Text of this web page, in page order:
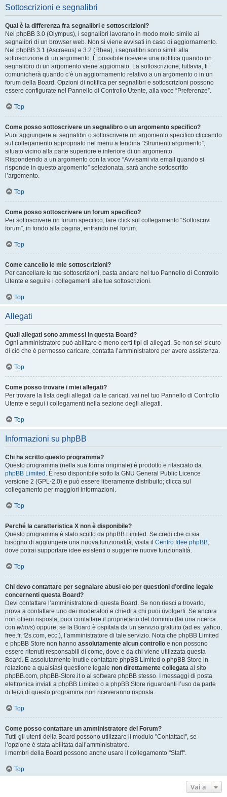
Sottoscrizioni e segnalibri
Qual è la differenza fra segnalibri e sottoscrizioni?
Nel phpBB 3.0 (Olympus), i segnalibri lavorano in modo molto simile ai
segnalibri di un browser web. Non si viene avvisati in caso di aggiornamento.
Nel phpBB 3.1 (Ascraeus) e 3.2 (Rhea), i segnalibri sono simili alla
sottoscrizione di un argomento. È possibile ricevere una notifica quando un
segnalibro di un argomento viene aggiornato. La sottoscrizione, tuttavia, ti
comunicherà quando c’è un aggiornamento relativo a un argomento o in un
forum della Board. Opzioni di notifica per segnalibri e sottoscrizioni possono
essere configurate nel Pannello di Controllo Utente, alla voce “Preferenze”.
Top
Come posso sottoscrivere un segnalibro o un argomento specifico?
Puoi aggiungere ai segnalibri o sottoscrivere un argomento specifico cliccando
sul collegamento appropriato nel menu a tendina “Strumenti argomento”,
situato vicino alla parte superiore e inferiore di un argomento.
Rispondendo a un argomento con la voce “Avvisami via email quando si
risponde in questo argomento” selezionata, sarà anche sottoscritto
l’argomento.
Top
Come posso sottoscrivere un forum specifico?
Per sottoscrivere un forum specifico, fare click sul collegamento “Sottoscrivi
forum”, in fondo alla pagina, entrando nel forum.
Top
Come cancello le mie sottoscrizioni?
Per cancellare le tue sottoscrizioni, basta andare nel tuo Pannello di Controllo
Utente e seguire i collegamenti alle tue sottoscrizioni.
Top
Allegati
Quali allegati sono ammessi in questa Board?
Ogni amministratore può abilitare o meno certi tipi di allegati. Se non sei sicuro
di ciò che è permesso caricare, contatta l’amministratore per avere assistenza.
Top
Come posso trovare i miei allegati?
Per trovare la lista degli allegati da te caricati, vai nel tuo Pannello di Controllo
Utente e segui i collegamenti nella sezione degli allegati.
Top
Informazioni su phpBB
Chi ha scritto questo programma?
Questo programma (nella sua forma originale) è prodotto e rilasciato da
phpBB Limited . È reso disponibile sotto la GNU General Public Licence
versione 2 (GPL-2.0) e può essere liberamente distribuito; clicca sul
collegamento per maggiori informazioni.
Top
Perché la caratteristica X non è disponibile?
Questo programma è stato scritto da phpBB Limited. Se credi che ci sia
bisogno di aggiungere una nuova funzionalità, visita il Centro Idee phpBB,
dove potrai supportare idee esistenti o suggerire nuove funzionalità.
Top
Chi devo contattare per segnalare abusi e/o per questioni d’ordine legale
concernenti questa Board?
Devi contattare l’amministratore di questa Board. Se non riesci a trovarlo,
prova a contattare uno dei moderatori e chiedi a chi puoi rivolgerti. Se ancora
non ottieni risposta, puoi contattare il proprietario del dominio (fai una ricerca
con whois) oppure, se la Board è ospitata da un servizio gratuito (ad es. yahoo,
free.fr, f2s.com, ecc.), l’amministratore di tale servizio. Nota che phpBB Limited
e phpBB Store non hanno assolutamente alcun controllo e non possono
essere ritenuti responsabili di come, dove e da chi viene utilizzata questa
Board. È assolutamente inutile contattare phpBB Limited o phpBB Store in
relazione a qualsiasi questione legale non direttamente collegata al sito
phpBB.com, phpBB-Store.it o al software phpBB stesso. I messaggi di posta
elettronica inviati a phpBB Limited o a phpBB Store riguardanti l’uso da parte
di terzi di questo programma non riceveranno risposta.
Top
Come posso contattare un amministratore del Forum?
Tutti gli utenti della Board possono utilizzare il modulo "Contattaci", se
l’opzione è stata abilitata dall’amministratore.
I membri della Board possono anche usare il collegamento "Staff".
Top
Vai a